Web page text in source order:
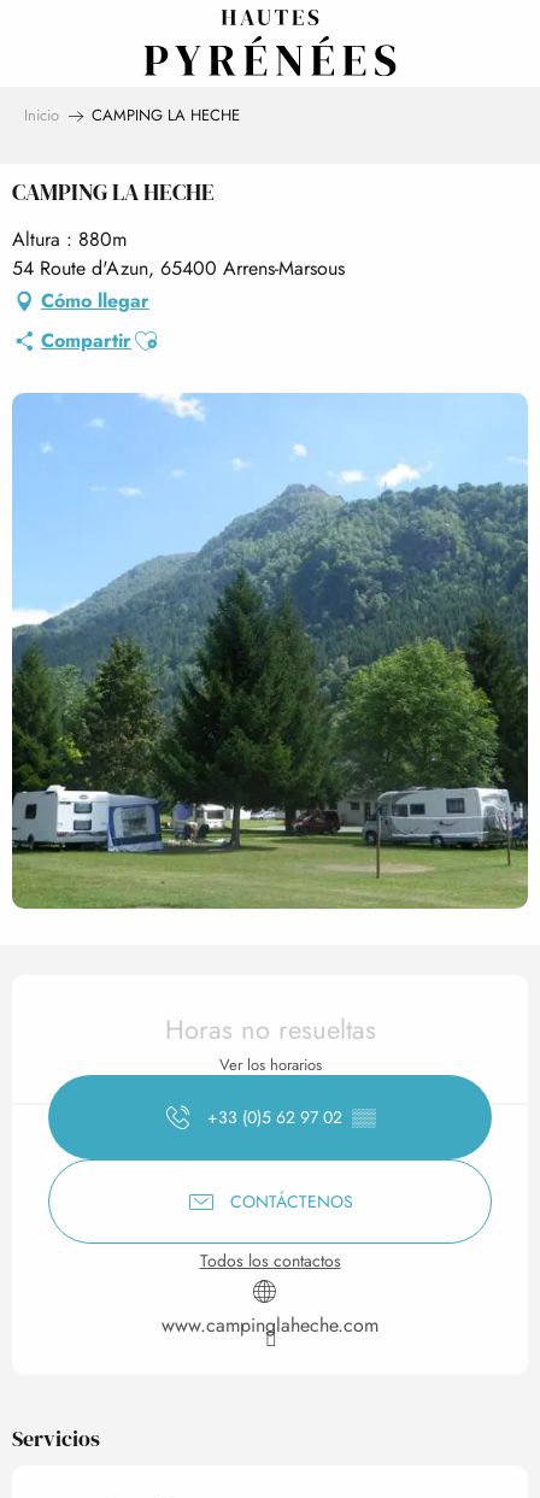
Inicio CAMPING LA HECHE
CAMPING LA HECHE
Altura : 880m
54 Route d'Azun, 65400 Arrens-Marsous
Cómo llegar
CompartirAjouter aux favoris
Horarios y datos de
Horas no resueltas
Ver los horarios
+33 (0)5 62 97 02 ▒▒
CONTÁCTENOS
Todos los contactos
www.campinglaheche.com
Servicios